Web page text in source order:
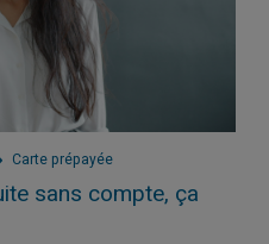
Carte prépayée
sans compte, ça